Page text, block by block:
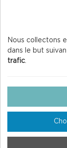
Nous collectons
dans le but
trafic.